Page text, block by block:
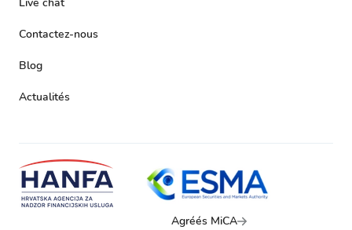
Contactez-nous
Blog
Actualités
Agréés MiCA